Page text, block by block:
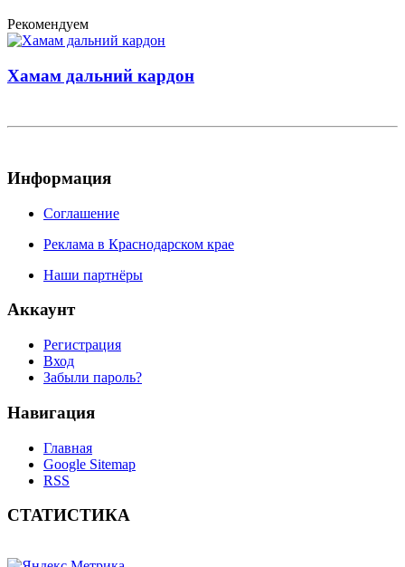
Рекомендуем
Хамам дальний кардон
Информация
Соглашение
Реклама в Краснодарском крае
Наши партнёры
Аккаунт
Регистрация
Вход
Забыли пароль?
Навигация
Главная
Google Sitemap
RSS
СТАТИСТИКА